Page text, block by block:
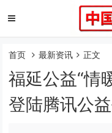
首页 最新资讯 正文
福延公益“情
登陆腾讯公